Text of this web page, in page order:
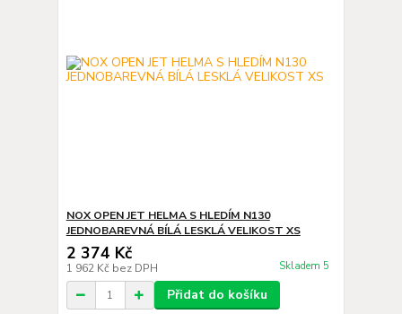
NOX OPEN JET HELMA S HLEDÍM N130
JEDNOBAREVNÁ BÍLÁ LESKLÁ VELIKOST XS
2 374 Kč
1 962 Kč bez DPH Skladem 5
Přidat do košíku